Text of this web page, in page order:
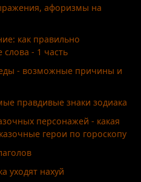
афоризмы на
как правильно
слова - 1 часть
- возможные причины и
правдивые знаки зодиака
персонажей - какая
герои по гороскопу
уходят нахуй